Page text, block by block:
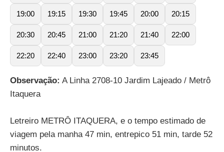
19:00 19:15 19:30 19:45 20:00 20:15
20:30 20:45 21:00 21:20 21:40 22:00
22:20 22:40 23:00 23:20 23:45
Observação: A Linha 2708-10 Jardim Lajeado / Metrô
Itaquera
Letreiro METRÔ ITAQUERA, e o tempo estimado de
viagem pela manha 47 min, entrepico 51 min, tarde 52
minutos.